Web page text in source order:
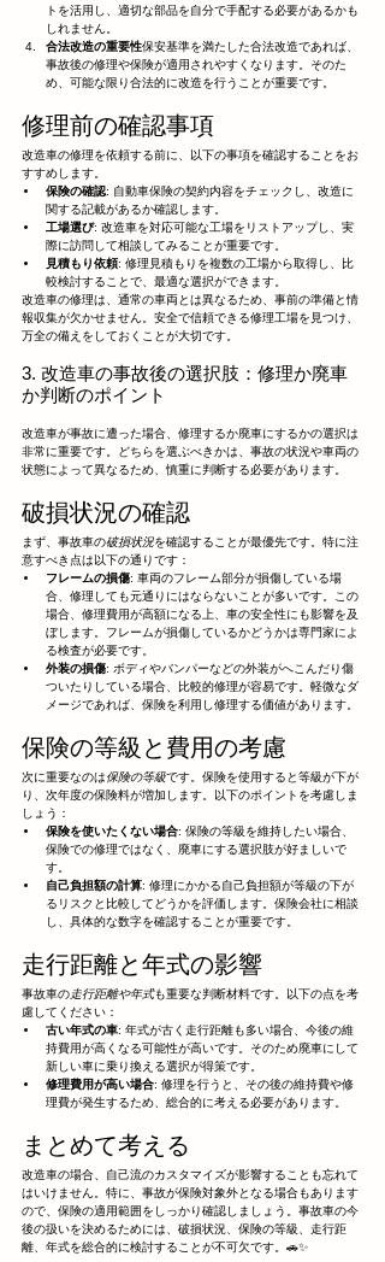
トを活用し、適切な部品を自分で手配する必要があるかも
しれません。
合法改造の重要性保安基準を満たした合法改造であれば、
事故後の修理や保険が適用されやすくなります。そのた
め、可能な限り合法的に改造を行うことが重要です。
修理前の確認事項
改造車の修理を依頼する前に、以下の事項を確認することをお
すすめします。
保険の確認: 自動車保険の契約内容をチェックし、改造に
関する記載があるか確認します。
工場選び: 改造車を対応可能な工場をリストアップし、実
際に訪問して相談してみることが重要です。
見積もり依頼: 修理見積もりを複数の工場から取得し、比
較検討することで、最適な選択ができます。
改造車の修理は、通常の車両とは異なるため、事前の準備と情
報収集が欠かせません。安全で信頼できる修理工場を見つけ、
万全の備えをしておくことが大切です。
3. 改造車の事故後の選択肢：修理か廃車
か判断のポイント
改造車が事故に遭った場合、修理するか廃車にするかの選択は
非常に重要です。どちらを選ぶべきかは、事故の状況や車両の
状態によって異なるため、慎重に判断する必要があります。
破損状況の確認
まず、事故車の破損状況を確認することが最優先です。特に注
意すべき点は以下の通りです：
フレームの損傷: 車両のフレーム部分が損傷している場
合、修理しても元通りにはならないことが多いです。この
場合、修理費用が高額になる上、車の安全性にも影響を及
ぼします。フレームが損傷しているかどうかは専門家によ
る検査が必要です。
外装の損傷: ボディやバンパーなどの外装がへこんだり傷
ついたりしている場合、比較的修理が容易です。軽微なダ
メージであれば、保険を利用し修理する価値があります。
保険の等級と費用の考慮
次に重要なのは保険の等級です。保険を使用すると等級が下が
り、次年度の保険料が増加します。以下のポイントを考慮しま
しょう：
保険を使いたくない場合: 保険の等級を維持したい場合、
保険での修理ではなく、廃車にする選択肢が好ましいで
す。
自己負担額の計算: 修理にかかる自己負担額が等級の下が
るリスクと比較してどうかを評価します。保険会社に相談
し、具体的な数字を確認することが重要です。
走行距離と年式の影響
事故車の走行距離や年式も重要な判断材料です。以下の点を考
慮してください：
古い年式の車: 年式が古く走行距離も多い場合、今後の維
持費用が高くなる可能性が高いです。そのため廃車にして
新しい車に乗り換える選択が得策です。
修理費用が高い場合: 修理を行うと、その後の維持費や修
理費が発生するため、総合的に考える必要があります。
まとめて考える
改造車の場合、自己流のカスタマイズが影響することも忘れて
はいけません。特に、事故が保険対象外となる場合もあります
ので、保険の適用範囲をしっかり確認しましょう。事故車の今
後の扱いを決めるためには、破損状況、保険の等級、走行距
離、年式を総合的に検討することが不可欠です。🚗✨